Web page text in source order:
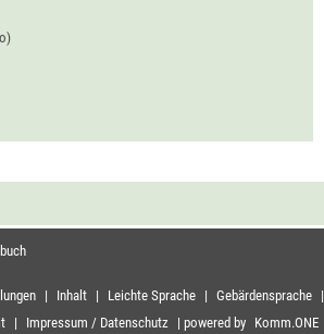
| Inhalt | Leichte Sprache | Gebärdensprache |
| Impressum / Datenschutz | powered by Komm.ONE